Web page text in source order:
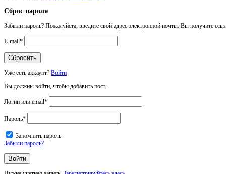
Сброс пароля
Забыли пароль? Пожалуйста, введите свой адрес электронной почты. Вы получите
E-mail*
Уже есть аккаунт? Войти
Вы должны войти, чтобы добавить пост.
Логин или email*
Пароль*
Запомнить пароль
Забыли пароль?